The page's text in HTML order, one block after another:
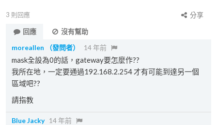
3 則回應
分享
回應
沒有幫助
moreallen
（發問者） 14 年前
mask全設為0的話，gateway要怎麼作??
我所在地，一定要通過192.168.2.254 才有可能到達另一個
區域吧??
請指教
Blue Jacky 14 年前